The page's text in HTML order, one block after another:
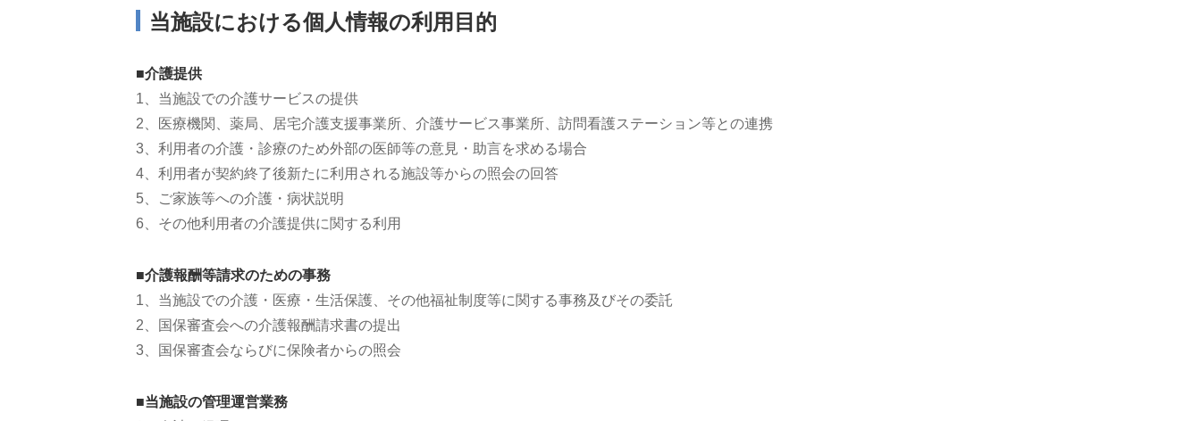
当施設における個人情報の利用目的
■介護提供
当施設での介護サービスの提供
医療機関、薬局、居宅介護支援事業所、介護サービス事業所、訪問看護ステーション等との連携
利用者の介護・診療のため外部の医師等の意見・助言を求める場合
利用者が契約終了後新たに利用される施設等からの照会の回答
ご家族等への介護・病状説明
その他利用者の介護提供に関する利用
■介護報酬等請求のための事務
当施設での介護・医療・生活保護、その他福祉制度等に関する事務及びその委託
国保審査会への介護報酬請求書の提出
国保審査会ならびに保険者からの照会
■当施設の管理運営業務